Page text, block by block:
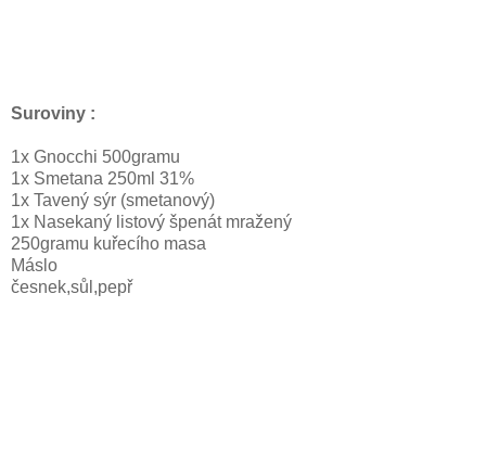
Suroviny :
1x Gnocchi 500gramu
1x Smetana 250ml 31%
1x Tavený sýr (smetanový)
1x Nasekaný listový špenát mražený
250gramu kuřecího masa
Máslo
česnek,sůl,pepř